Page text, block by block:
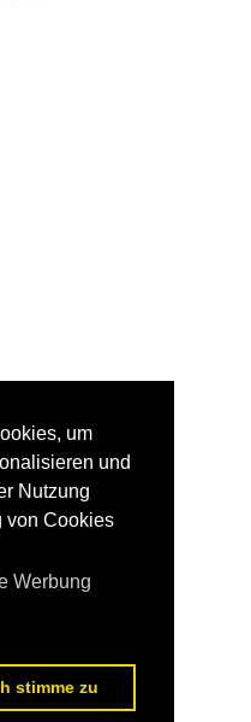
Seite >>
um
und
Nutzung
von Cookies
Werbung
stimme zu